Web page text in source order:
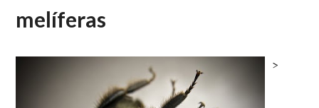
melíferas
>